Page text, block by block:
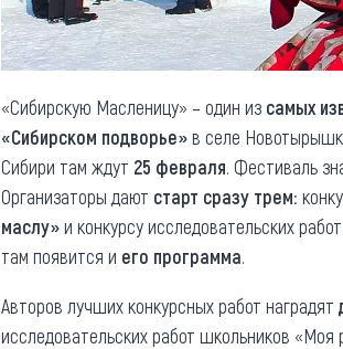
«Сибирскую Масленицу» – один из самых
«Сибирском подворье»в селе
Сибири там ждут 25 февраля. Фестиваль
Организаторы дают старт сразу трем:
маслу»и конкурсу исследовательских работ
там появится и его программа.
Авторов лучших конкурсных работ наградят
исследовательских работ школьников «Моя